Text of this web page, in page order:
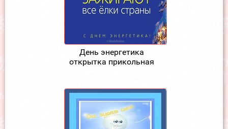
День энергетика
открытка прикольная